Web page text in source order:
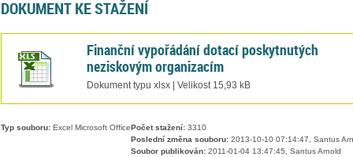
DOKUMENT KE STAŽENÍ
Finanční vypořádání dotací poskytnutých
neziskovým organizacím
Dokument typu xlsx | Velikost 15,93 kB
Typ souboru:Excel Microsoft Office Počet stažení:3310
Poslední změna souboru:2013-10-10 07:14:47, Santus
Soubor publikován:2011-01-04 13:47:45, Santus Arnold